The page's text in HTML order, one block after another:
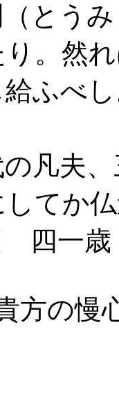
とう
。然
ふべ
凡夫
してか
四一
の慢